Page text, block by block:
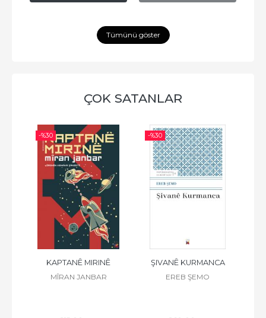
Tümünü göster
ÇOK SATANLAR
-%30
KAPTANÊ MIRINÊ
MÎRAN JANBAR
-%30
ŞIVANÊ KURMANCA
EREB ŞEMO